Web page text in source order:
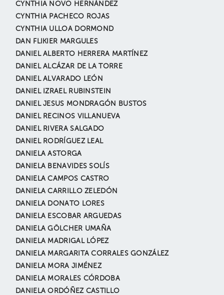
CYNTHIA NOVO HERNÁNDEZ
CYNTHIA PACHECO ROJAS
CYNTHIA ULLOA DORMOND
DAN FLIKIER MARGULES
DANIEL ALBERTO HERRERA MARTÍNEZ
DANIEL ALCÁZAR DE LA TORRE
DANIEL ALVARADO LEÓN
DANIEL IZRAEL RUBINSTEIN
DANIEL JESUS MONDRAGÓN BUSTOS
DANIEL RECINOS VILLANUEVA
DANIEL RIVERA SALGADO
DANIEL RODRÍGUEZ LEAL
DANIELA ASTORGA
DANIELA BENAVIDES SOLÍS
DANIELA CAMPOS CASTRO
DANIELA CARRILLO ZELEDÓN
DANIELA DONATO LORES
DANIELA ESCOBAR ARGUEDAS
DANIELA GÖLCHER UMAÑA
DANIELA MADRIGAL LÓPEZ
DANIELA MARGARITA CORRALES GONZÁLEZ
DANIELA MORA JIMÉNEZ
DANIELA MORALES CÓRDOBA
DANIELA ORDÓÑEZ CASTILLO